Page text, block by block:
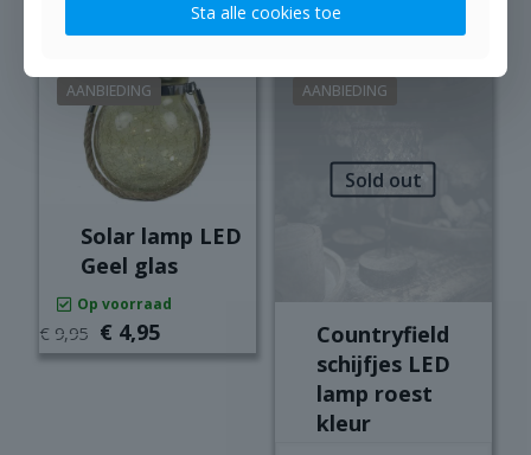
heeft
meerdere
variaties.
gekozen
worden
productpagina
AANBIEDING
Solar lamp LED
Geel glas
Op voorraad
€ 9,95 Oorspronkelijke
prijs
€ 4,95Huidige
prijs
AANBIEDING
Sold out
Countryfield
schijfjes LED
lamp roest
kleur
Sta alle cookies toe